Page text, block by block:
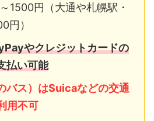
1500円（大通や札幌駅・
円）
やクレジットカードの
払い可能
バス）はSuicaなどの交通
用不可